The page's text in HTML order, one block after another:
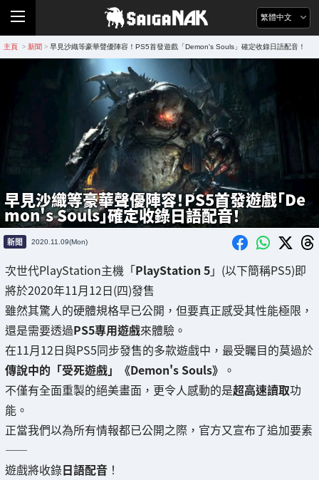
繁體中文
主頁 > 新聞 > 早見沙織等豪華聲優陣容！PS5首發遊戲「Demon's Souls」確定收錄日語配音！
早見沙織等豪華聲優陣容！PS5首發遊戲「De
mon's Souls」確定收錄日語配音！
新聞 2020.11.09(Mon)
次世代PlayStation主機「PlayStation 5」(以下簡稱PS5)即
將於2020年11月12日(四)發售
雖然其驚人的硬體規格早已公開，但要真正感受其性能極限，
還是需要透過PS5專用遊戲來體驗。
在11月12日與PS5同步發售的多款遊戲中，最受矚目的莫過於
傳說中的「受死遊戲」《Demon's Souls》 。
不僅有全面重製的絕美畫面，更令人感動的是超高速讀取功
能。
正當我們以為所有情報都已公開之際，官方又宣布了追加要素
——
遊戲將收錄日語配音 ！